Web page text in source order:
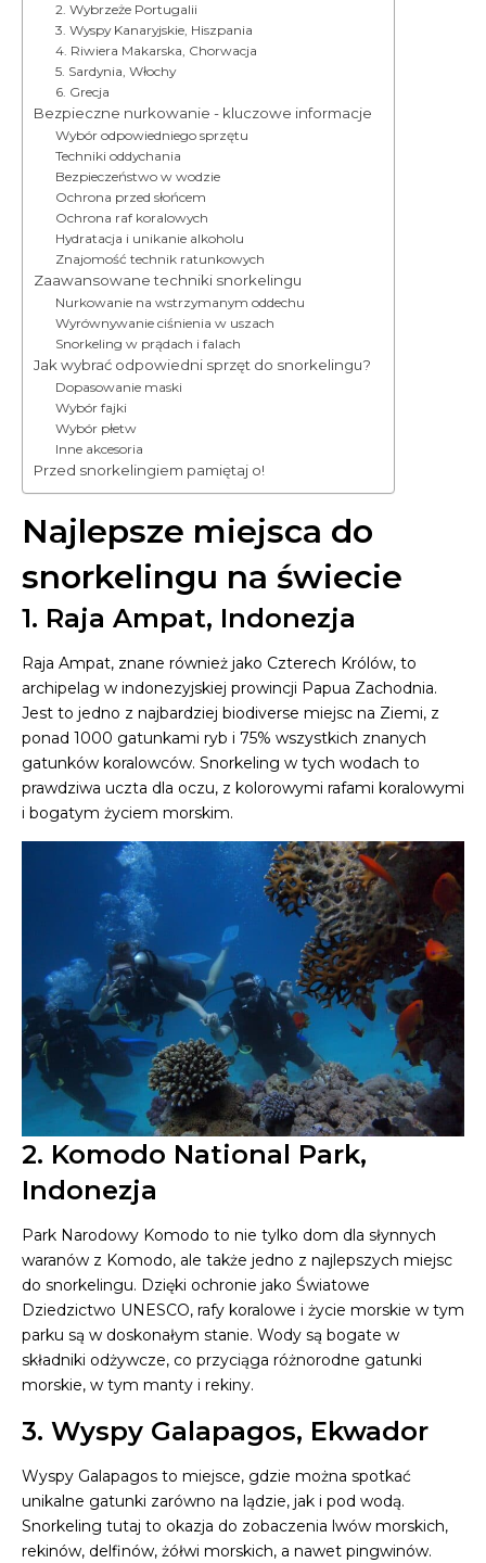
2. Wybrzeże Portugalii
3. Wyspy Kanaryjskie, Hiszpania
4. Riwiera Makarska, Chorwacja
5. Sardynia, Włochy
6. Grecja
Bezpieczne nurkowanie - kluczowe informacje
Wybór odpowiedniego sprzętu
Techniki oddychania
Bezpieczeństwo w wodzie
Ochrona przed słońcem
Ochrona raf koralowych
Hydratacja i unikanie alkoholu
Znajomość technik ratunkowych
Zaawansowane techniki snorkelingu
Nurkowanie na wstrzymanym oddechu
Wyrównywanie ciśnienia w uszach
Snorkeling w prądach i falach
Jak wybrać odpowiedni sprzęt do snorkelingu?
Dopasowanie maski
Wybór fajki
Wybór płetw
Inne akcesoria
Przed snorkelingiem pamiętaj o!
Najlepsze miejsca do
snorkelingu na świecie
1. Raja Ampat, Indonezja
Raja Ampat, znane również jako Czterech Królów, to
archipelag w indonezyjskiej prowincji Papua Zachodnia.
Jest to jedno z najbardziej biodiverse miejsc na Ziemi, z
ponad 1000 gatunkami ryb i 75% wszystkich znanych
gatunków koralowców. Snorkeling w tych wodach to
prawdziwa uczta dla oczu, z kolorowymi rafami koralowymi
i bogatym życiem morskim.
2. Komodo National Park,
Indonezja
Park Narodowy Komodo to nie tylko dom dla słynnych
waranów z Komodo, ale także jedno z najlepszych miejsc
do snorkelingu. Dzięki ochronie jako Światowe
Dziedzictwo UNESCO, rafy koralowe i życie morskie w tym
parku są w doskonałym stanie. Wody są bogate w
składniki odżywcze, co przyciąga różnorodne gatunki
morskie, w tym manty i rekiny.
3. Wyspy Galapagos, Ekwador
Wyspy Galapagos to miejsce, gdzie można spotkać
unikalne gatunki zarówno na lądzie, jak i pod wodą.
Snorkeling tutaj to okazja do zobaczenia lwów morskich,
rekinów, delfinów, żółwi morskich, a nawet pingwinów.